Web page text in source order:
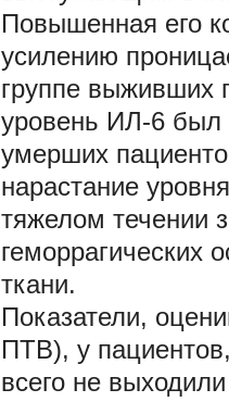
Повышенная его
усилению
группе выживших
уровень ИЛ-6 был
умерших
нарастание
тяжелом течении
геморрагических
ткани.
Показатели,
ПТВ), у
всего не